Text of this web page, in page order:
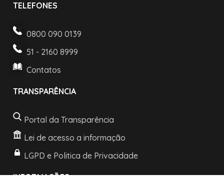
TELEFONES
0800 090 0139
51 - 2160 8999
Contatos
TRANSPARÊNCIA
Portal da Transparência
Lei de acesso a informação
LGPD e Politica de Privacidade
INFORMAÇÕES